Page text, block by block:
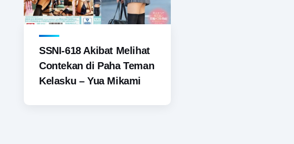
SSNI-618 Akibat Melihat
Contekan di Paha Teman
Kelasku – Yua Mikami